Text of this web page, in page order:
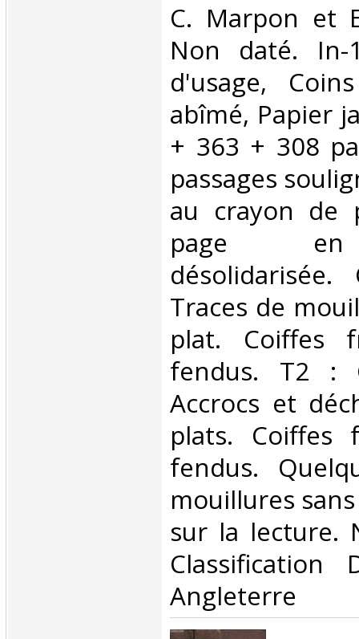
‎C. Marpon et
Non daté. In-
d'usage,
abîmé, Papier
+ 363 + 308
passages
au crayon de
page en
Traces de
plat. Coiffes
fendus. T2 :
Accrocs et
plats. Coiffes
fendus.
mouillures
sur la lecture.
Classification
Angleterre‎